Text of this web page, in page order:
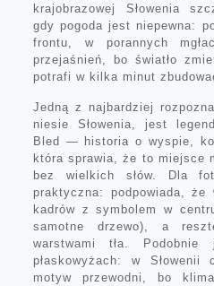
krajobrazowej Słowenia
gdy pogoda jest niepewna:
frontu, w porannych
przejaśnień, bo światło
potrafi w kilka minut
Jedną z najbardziej
niesie Słowenia, jest
Bled — historia o wyspie,
która sprawia, że to miejsce
bez wielkich słów. Dla
praktyczna: podpowiada, że
kadrów z symbolem w
samotne drzewo), a
warstwami tła.
płaskowyżach: w
motyw przewodni, bo